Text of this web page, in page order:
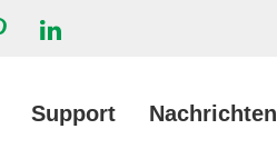
Support Nachrichten